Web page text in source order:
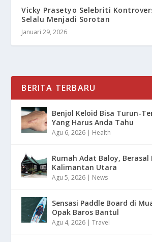
Vicky Prasetyo Selebriti
Selalu Menjadi Sorotan
Januari 29, 2026
BERITA TERBARU
Benjol Keloid Bisa Turun-
Yang Harus Anda Tahu
Agu 6, 2026 | Health
Rumah Adat Baloy, Berasal
Kalimantan Utara
Agu 5, 2026 | News
Sensasi Paddle Board di
Opak Baros Bantul
Agu 4, 2026 |Travel